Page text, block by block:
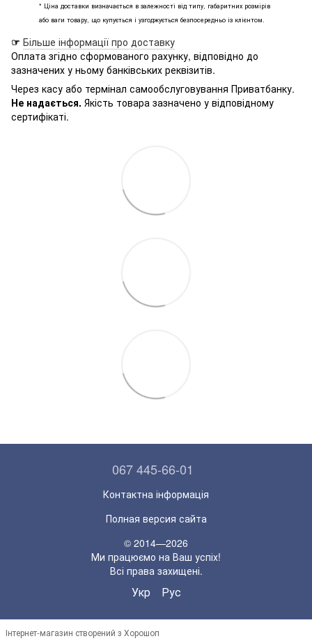
* Ціна доставки визначається в залежності від типу, габаритних розмірів
або ваги товару, що купується і узгоджується безпосередньо із клієнтом.
☞ Більше інформації про доставку
Оплата згідно сформованого рахунку, відповідно до
зазначених у ньому банківських реквізитів.
Через касу або термінал самообслуговування Приватбанку.
Не надається. Якість товара зазначено у відповідному
сертифікаті.
067 445-66-01
Контактна інформація
Полная версия сайта
© 2014—2026
Ми працюємо на Ваш успіх!
Всі права захищені.
Укр Рус
Інтернет-магазин створений з Хорошоп